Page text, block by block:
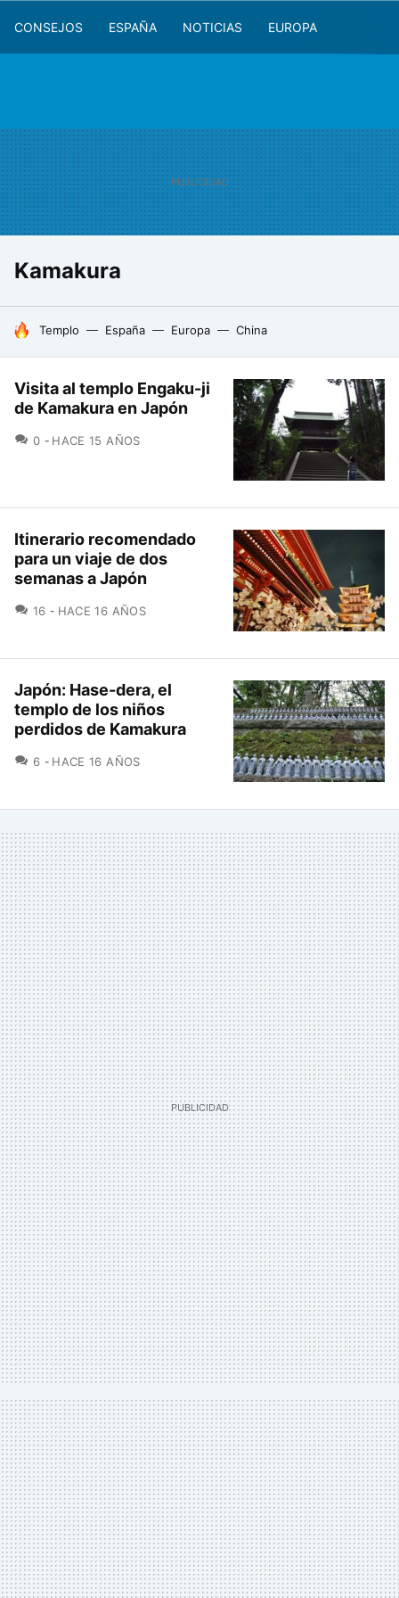
CONSEJOS ESPAÑA NOTICIAS EUROPA
Kamakura
HOY SE HABLA DE
Templo España Europa China
Visita al templo Engaku-ji
de Kamakura en Japón
0 COMENTARIOS
HACE 15 AÑOS
Itinerario recomendado
para un viaje de dos
semanas a Japón
16 COMENTARIOS
HACE 16 AÑOS
Japón: Hase-dera, el
templo de los niños
perdidos de Kamakura
6 COMENTARIOS
HACE 16 AÑOS